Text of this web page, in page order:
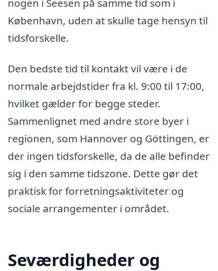
nogen i Seesen på samme tid som i
København, uden at skulle tage hensyn til
tidsforskelle.
Den bedste tid til kontakt vil være i de
normale arbejdstider fra kl. 9:00 til 17:00,
hvilket gælder for begge steder.
Sammenlignet med andre store byer i
regionen, som Hannover og Göttingen, er
der ingen tidsforskelle, da de alle befinder
sig i den samme tidszone. Dette gør det
praktisk for forretningsaktiviteter og
sociale arrangementer i området.
Seværdigheder og